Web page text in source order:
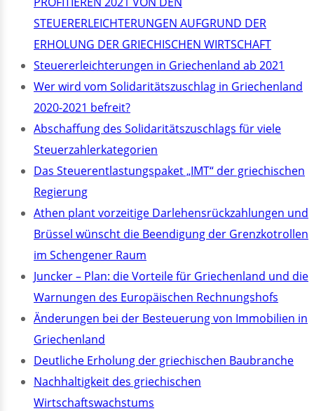
STEUERERLEICHTERUNGEN AUFGRUND DER
ERHOLUNG DER GRIECHISCHEN WIRTSCHAFT
Steuererleichterungen in Griechenland ab 2021
Wer wird vom Solidaritätszuschlag in Griechenland
2020-2021 befreit?
Abschaffung des Solidaritätszuschlags für viele
Steuerzahlerkategorien
Das Steuerentlastungspaket „IMT“ der griechischen
Regierung
Athen plant vorzeitige Darlehensrückzahlungen und
Brüssel wünscht die Beendigung der Grenzkotrollen
im Schengener Raum
Juncker – Plan: die Vorteile für Griechenland und die
Warnungen des Europäischen Rechnungshofs
Änderungen bei der Besteuerung von Immobilien in
Griechenland
Deutliche Erholung der griechischen Baubranche
Nachhaltigkeit des griechischen
Wirtschaftswachstums